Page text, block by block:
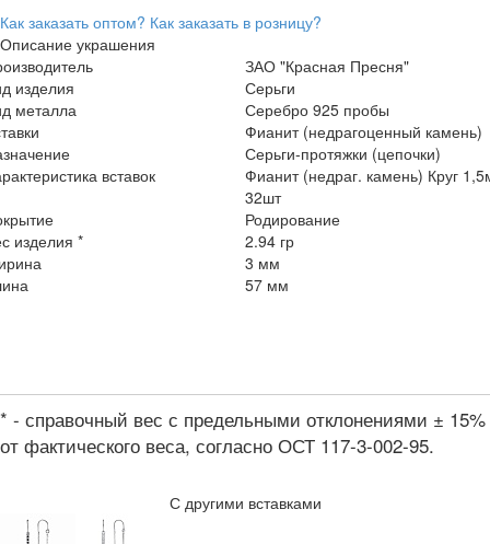
Как заказать оптом? Как заказать в розницу?
Описание украшения
ЗАО "Красная Пресня"
изделия
Серьги
металла
Серебро 925 пробы
Фианит (недрагоценный камень)
Серьги-протяжки (цепочки)
вставок
Фианит (недраг. камень) Круг
32шт
Родирование
изделия *
2.94 гр
3 мм
57 мм
* - справочный вес с предельными отклонениями ± 15%
от фактического веса, согласно ОСТ 117-3-002-95.
С другими вставками